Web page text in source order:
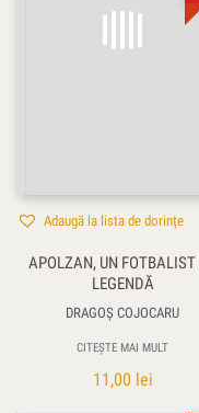
Adaugă la lista de dorințe
APOLZAN, UN FOTBALIST
LEGENDĂ
DRAGOŞ COJOCARU
CITEȘTE MAI MULT
11,00 lei